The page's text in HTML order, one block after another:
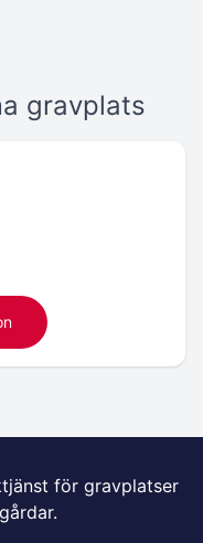
gravplats
för gravplatser